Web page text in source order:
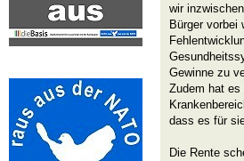
wir
Bürger vorbei
Gewinne zu
Zudem hat
dass es für
Die Rente